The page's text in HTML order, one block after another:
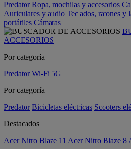
Predator Ropa, mochilas y accesorios
Auriculares y audio Teclados, ratones y
portátiles Cámaras
ACCESORIOS
Por categoría
Predator Wi-Fi 5G
Por categoría
Predator Bicicletas eléctricas Scooters
Destacados
Acer Nitro Blaze 11 Acer Nitro Blaze 8